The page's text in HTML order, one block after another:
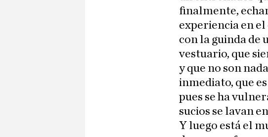
finalmente,
experiencia en
con la guinda de
vestuario, que
y que no son
inmediato, que
pues se ha
sucios se lavan
Y luego está el